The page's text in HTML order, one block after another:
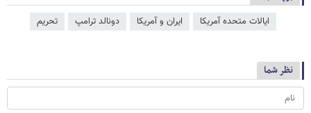
ایالات متحده آمریکا ایران و آمریکا دونالد ترامپ تحریم
نظر شما